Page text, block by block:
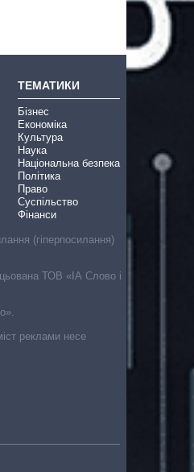
ТЕМАТИКИ
Бізнес
Економіка
Культура
Наука
Національна безпека
Політика
Право
Суспільство
Фінанси
(гіперпосилання)
ТОВ «ІА Слово і
реклами несе